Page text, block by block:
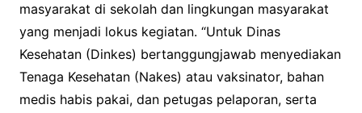
masyarakat di sekolah dan lingkungan masyarakat
yang menjadi lokus kegiatan. “Untuk Dinas
Kesehatan (Dinkes) bertanggungjawab menyediakan
Tenaga Kesehatan (Nakes) atau vaksinator, bahan
medis habis pakai, dan petugas pelaporan, serta